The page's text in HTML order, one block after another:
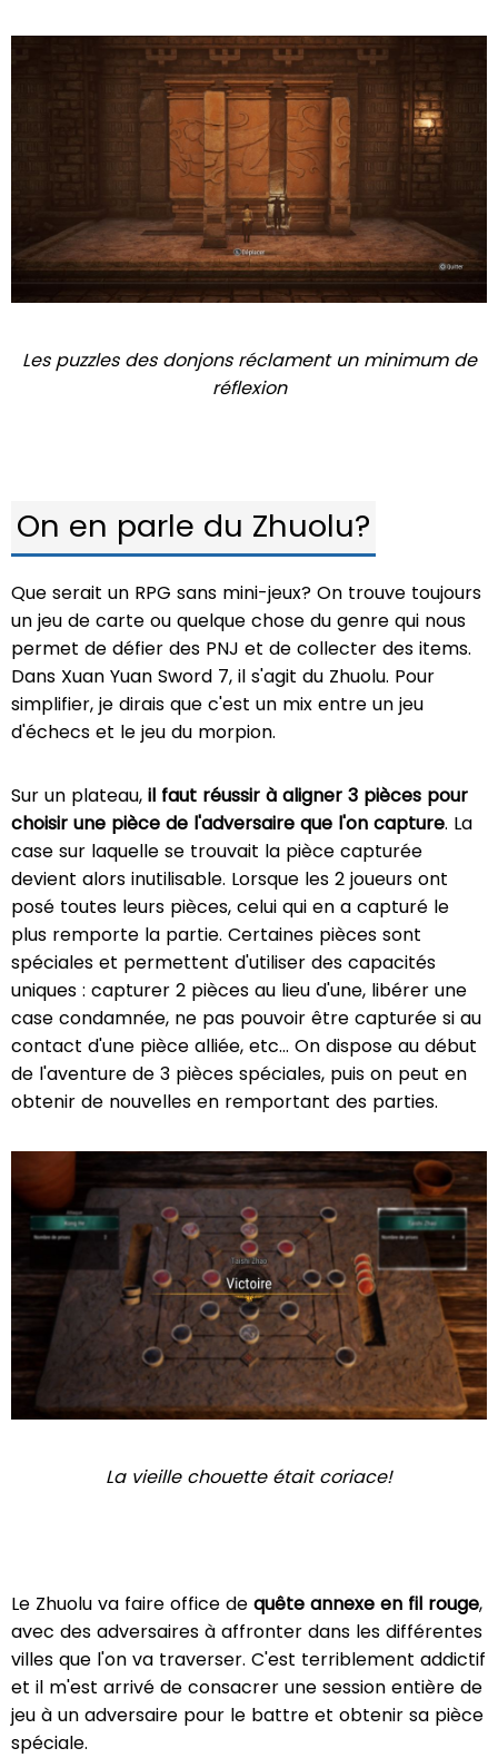
Les puzzles des donjons réclament un minimum de
réflexion
On en parle du Zhuolu?
Que serait un RPG sans mini-jeux? On trouve toujours
un jeu de carte ou quelque chose du genre qui nous
permet de défier des PNJ et de collecter des items.
Dans Xuan Yuan Sword 7, il s'agit du Zhuolu. Pour
simplifier, je dirais que c'est un mix entre un jeu
d'échecs et le jeu du morpion.
Sur un plateau, il faut réussir à aligner 3 pièces pour
choisir une pièce de l'adversaire que l'on capture. La
case sur laquelle se trouvait la pièce capturée
devient alors inutilisable. Lorsque les 2 joueurs ont
posé toutes leurs pièces, celui qui en a capturé le
plus remporte la partie. Certaines pièces sont
spéciales et permettent d'utiliser des capacités
uniques : capturer 2 pièces au lieu d'une, libérer une
case condamnée, ne pas pouvoir être capturée si au
contact d'une pièce alliée, etc… On dispose au début
de l'aventure de 3 pièces spéciales, puis on peut en
obtenir de nouvelles en remportant des parties.
La vieille chouette était coriace!
Le Zhuolu va faire office de quête annexe en fil rouge,
avec des adversaires à affronter dans les différentes
villes que l'on va traverser. C'est terriblement addictif
et il m'est arrivé de consacrer une session entière de
jeu à un adversaire pour le battre et obtenir sa pièce
spéciale.